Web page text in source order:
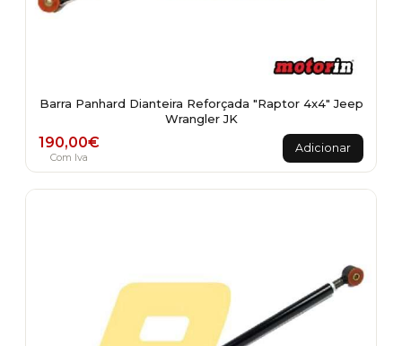
Barra Panhard Dianteira Reforçada "Raptor 4x4" Jeep
Wrangler JK
190,00€
Com Iva
Adicionar